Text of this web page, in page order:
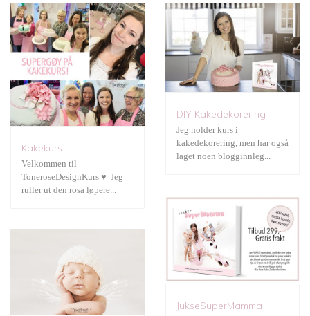
Kakekurs
Velkommen til
ToneroseDesignKurs ♥ Jeg
ruller ut den rosa løpere...
DIY Kakedekorering
Jeg holder kurs i
kakedekorering, men har også
laget noen blogginnleg...
JukseSuperMamma
JukseSuperMamma
Fotografering
Gratis print